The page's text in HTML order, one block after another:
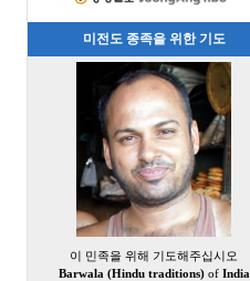
미전도 종족을 위한 기도
이 민족을 위해 기도해주십시오
Barwala (Hindu traditions)of India